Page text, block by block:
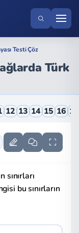
Testi Çöz
Türk
Dünyası
12 13 14 15 16 17
bu sınırların